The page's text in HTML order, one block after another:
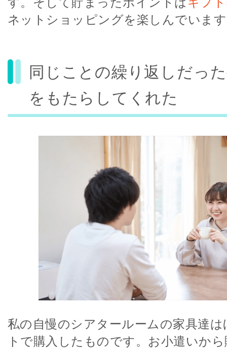
ネットショッピングを楽しんでいま
同じことの繰り返しだっ
をもたらしてくれた
私の自慢のシアタールームの家具達
トで購入したものです。お小遣いか